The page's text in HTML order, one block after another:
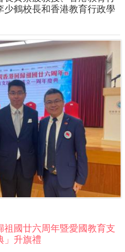
少鶴校長和香港教育行政學
祖國廿六周年暨愛國教育支
」升旗禮